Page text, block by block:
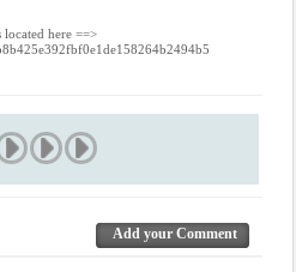
here ==>
Add your Comment